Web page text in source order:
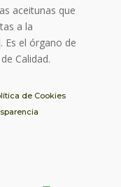
aceitunas que
a la
. Es el órgano de
Calidad.
de Cookies